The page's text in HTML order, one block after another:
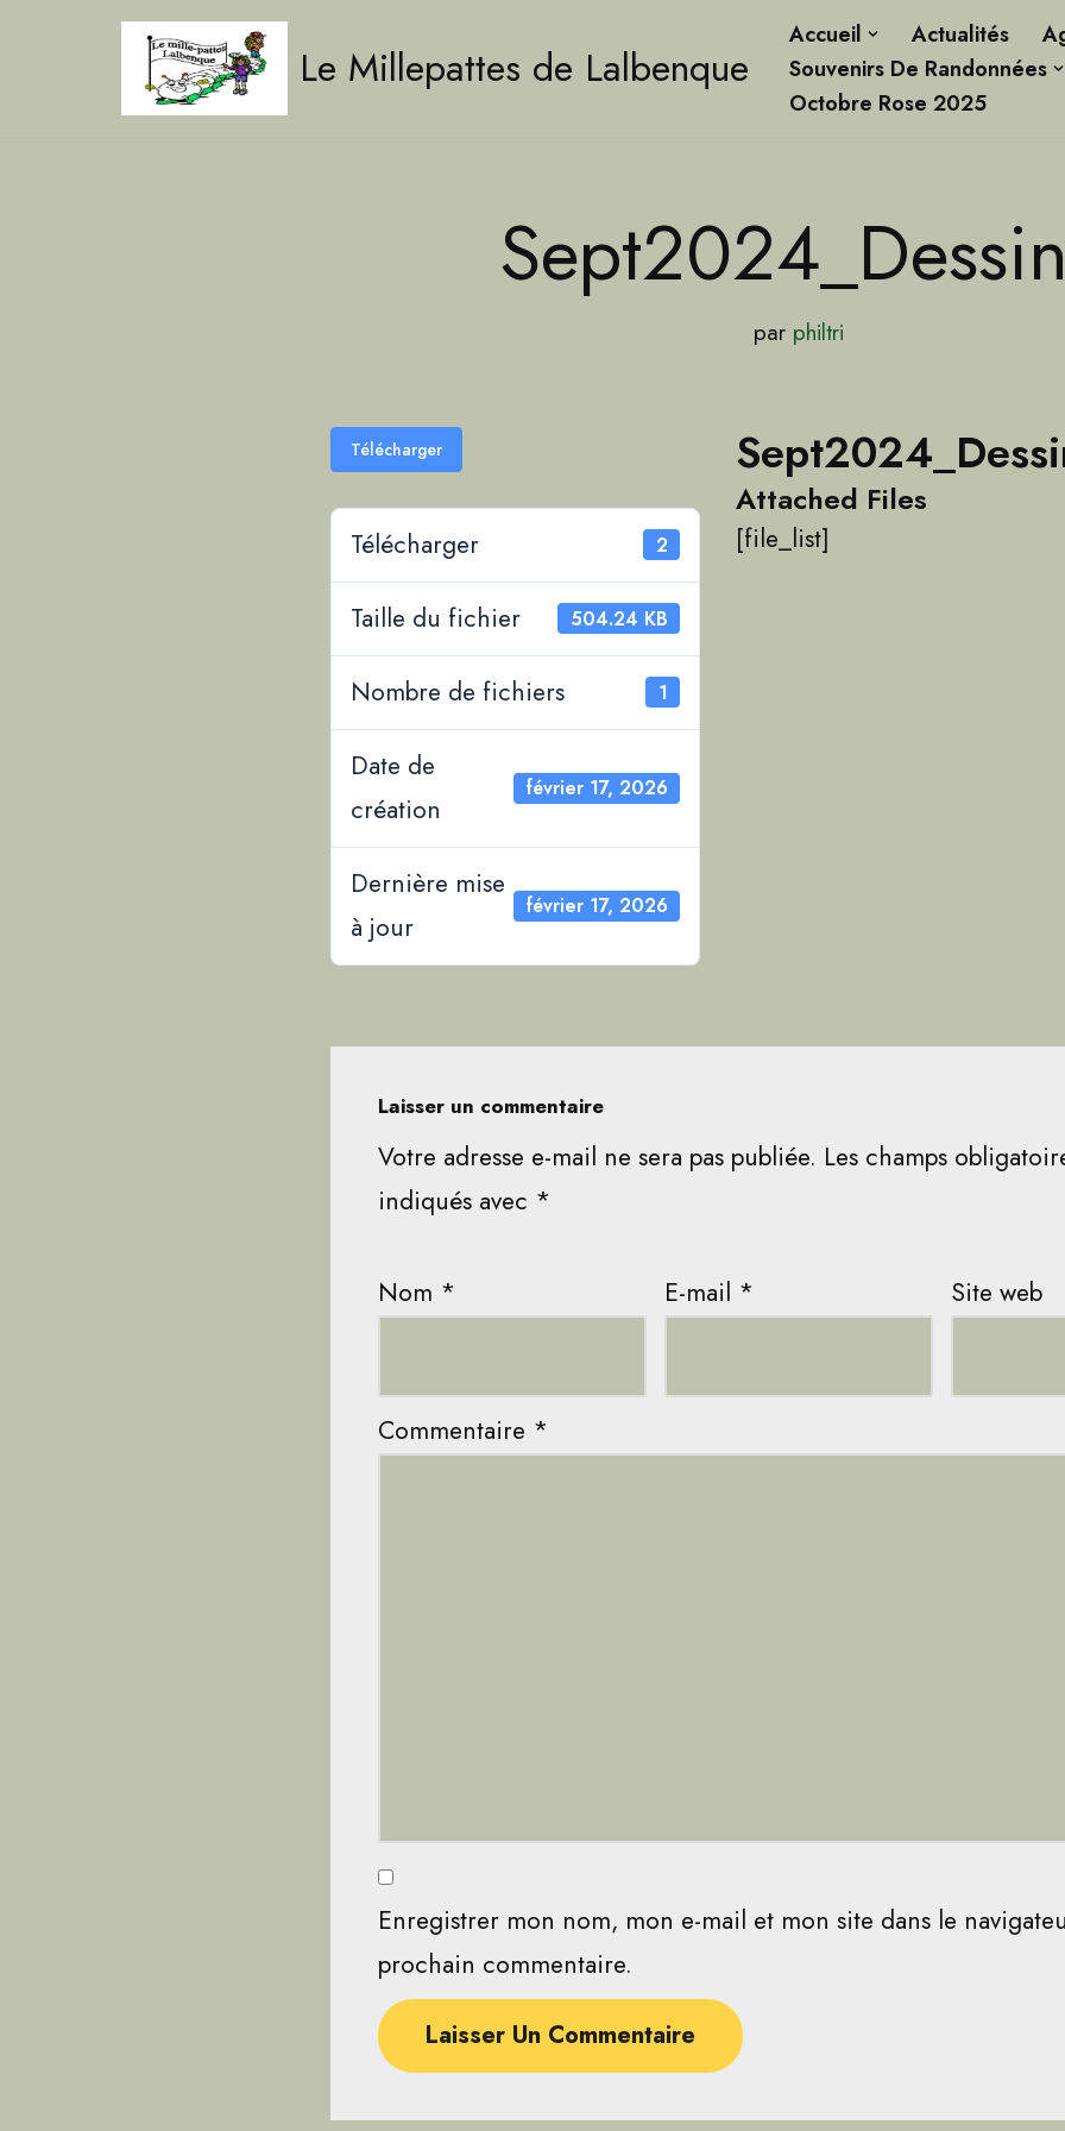
Le Millepattes de Lalbenque
Accueil Actualités
Souvenirs De Randonnées
Octobre Rose 2025
par philtri
Télécharger
Télécharger 2
Taille du fichier 504.24 KB
Nombre de fichiers 1
Date de
création
février 17, 2026
Dernière mise
à jour
février 17, 2026
Attached Files
[file_list]
Laisser un commentaire
Votre adresse e-mail ne sera pas publiée. Les champs
indiqués avec *
Nom * E-mail * Site web
Commentaire *
Enregistrer mon nom, mon e-mail et mon site dans le
prochain commentaire.